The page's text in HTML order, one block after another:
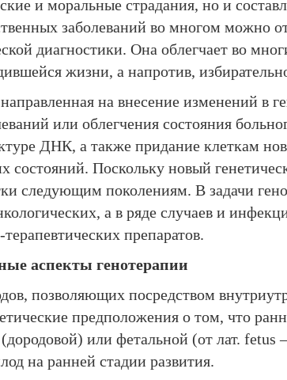
и моральные страдания, но и
заболеваний во многом можно
диагностики. Она облегчает во
жизни, а напротив,
на внесение изменений в
или облегчения состояния
ДНК, а также придание клеткам
Поскольку новый
следующим поколениям. В задачи
а в ряде случаев и
препаратов.
аспекты генотерапии
позволяющих посредством
предположения о том, что
или фетальной (от лат.
на ранней стадии развития.